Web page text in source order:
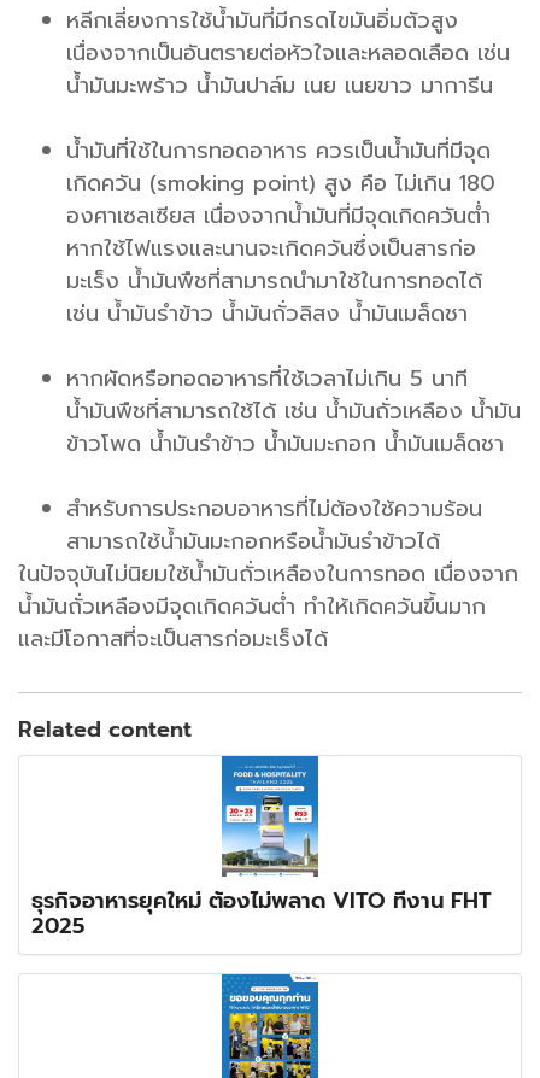
หลีกเลี่ยงการใช้น้ำมันที่มีกรดไขมันอิ่มตัวสูง
เนื่องจากเป็นอันตรายต่อหัวใจและหลอดเลือด เช่น
น้ำมันมะพร้าว น้ำมันปาล์ม เนย เนยขาว มาการีน
น้ำมันที่ใช้ในการทอดอาหาร ควรเป็นน้ำมันที่มีจุด
เกิดควัน (smoking point) สูง คือ ไม่เกิน 180
องศาเซลเซียส เนื่องจากน้ำมันที่มีจุดเกิดควันต่ำ
หากใช้ไฟแรงและนานจะเกิดควันซึ่งเป็นสารก่อ
มะเร็ง น้ำมันพืชที่สามารถนำมาใช้ในการทอดได้
เช่น น้ำมันรำข้าว น้ำมันถั่วลิสง น้ำมันเมล็ดชา
หากผัดหรือทอดอาหารที่ใช้เวลาไม่เกิน 5 นาที
น้ำมันพืชที่สามารถใช้ได้ เช่น น้ำมันถั่วเหลือง น้ำมัน
ข้าวโพด น้ำมันรำข้าว น้ำมันมะกอก น้ำมันเมล็ดชา
สำหรับการประกอบอาหารที่ไม่ต้องใช้ความร้อน
สามารถใช้น้ำมันมะกอกหรือน้ำมันรำข้าวได้
ในปัจจุบันไม่นิยมใช้น้ำมันถั่วเหลืองในการทอด เนื่องจาก
น้ำมันถั่วเหลืองมีจุดเกิดควันต่ำ ทำให้เกิดควันขึ้นมาก
และมีโอกาสที่จะเป็นสารก่อมะเร็งได้
Related content
ธุรกิจอาหารยุคใหม่ ต้องไม่พลาด VITO ที่งาน FHT
2025